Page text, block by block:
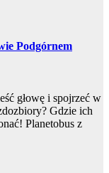
Podgórnem
głowę i spojrzeć w
Gdzie ich
Planetobus z